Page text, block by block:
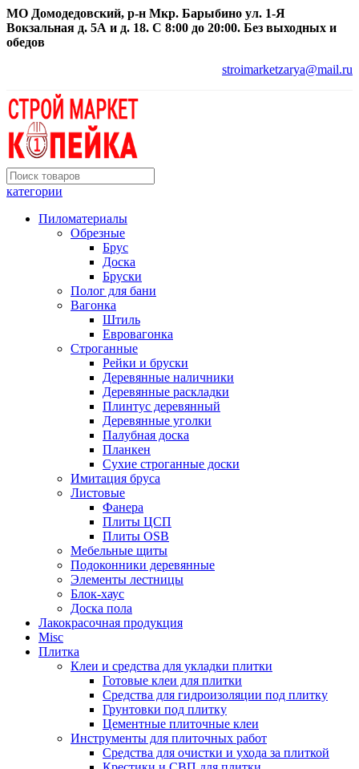
МО Домодедовский, р-н Мкр. Барыбино ул. 1-Я
Вокзальная д. 5А и д. 18. С 8:00 до 20:00. Без выходных и
обедов
stroimarketzarya@mail.ru
категории
Пиломатериалы
Обрезные
Брус
Доска
Бруски
Полог для бани
Вагонка
Штиль
Евровагонка
Строганные
Рейки и бруски
Деревянные наличники
Деревянные раскладки
Плинтус деревянный
Деревянные уголки
Палубная доска
Планкен
Сухие строганные доски
Имитация бруса
Листовые
Фанера
Плиты ЦСП
Плиты OSB
Мебельные щиты
Подоконники деревянные
Элементы лестницы
Блок-хаус
Доска пола
Лакокрасочная продукция
Misc
Плитка
Клеи и средства для укладки плитки
Готовые клеи для плитки
Средства для гидроизоляции под плитку
Грунтовки под плитку
Цементные плиточные клеи
Инструменты для плиточных работ
Средства для очистки и ухода за плиткой